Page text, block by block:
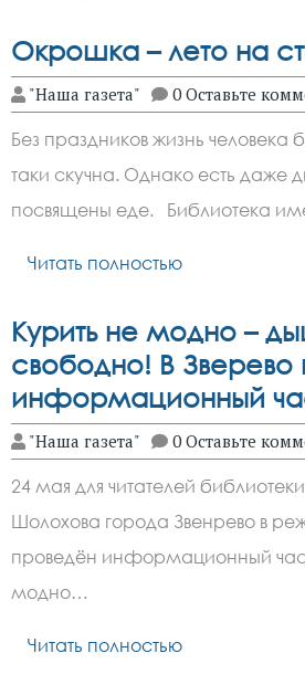
Окрошка – лето на
"Наша газета" 0 Оставьте
Без праздников жизнь человека
таки скучна. Однако есть даже
посвящены еде. Библиотека
Читать полностью
Курить не модно –
свободно! В
информационный
"Наша газета" 0 Оставьте
24 мая для читателей
Шолохова города Звенрево в
проведён информационный час
модно…
Читать полностью